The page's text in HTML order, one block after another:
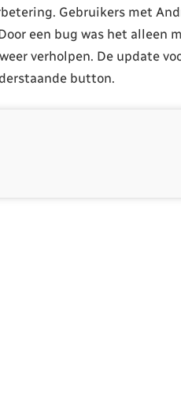
Gebruikers met
een bug was het alleen
verholpen. De update
button.